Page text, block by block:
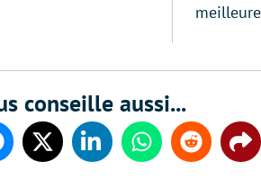
conseille aussi...
Twitter LinkedinWhatsappReddit